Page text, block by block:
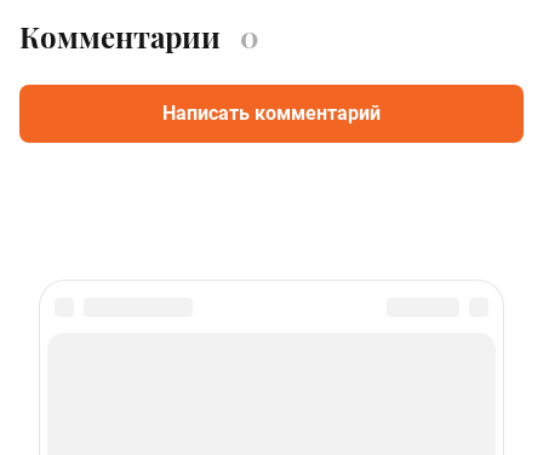
Комментарии 0
Написать комментарий